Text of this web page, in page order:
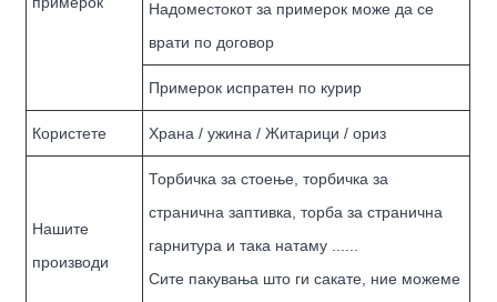
Надоместокот за примерок може да се
врати по договор
Примерок испратен по курир
Користете Храна / ужина / Житарици / ориз
Нашите
производи
Торбичка за стоење, торбичка за
странична заптивка, торба за странична
гарнитура и така натаму ......
Сите пакувања што ги сакате, ние можеме